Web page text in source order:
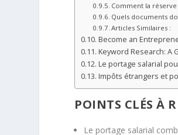
Comment la
Quels documents
Articles Similaires :
Become an
Keyword Research: A
Le portage salarial
Impôts étrangers et
POINTS CLÉS À
Le portage salarial